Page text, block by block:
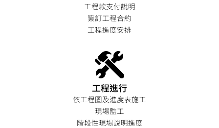
工程款支付說明
簽訂工程合約
工程進度安排
工程進行
依工程圖及進度表施工
現場監工
階段性現場說明進度